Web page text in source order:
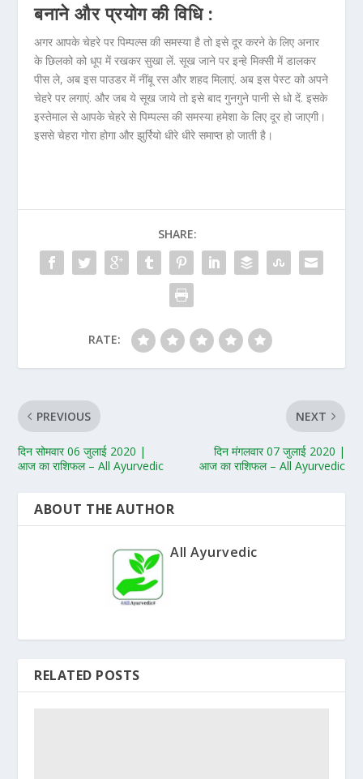
बनाने और प्रयोग की विधि :
अगर आपके चेहरे पर पिम्पल्स की समस्या है तो इसे दूर करने के लिए अनार
के छिलको को धूप में रखकर सुखा लें. सूख जाने पर इन्हे मिक्सी में डालकर
पीस ले, अब इस पाउडर में नींबू रस और शहद मिलाएं. अब इस पेस्ट को अपने
चेहरे पर लगाएं. और जब ये सूख जाये तो इसे बाद गुनगुने पानी से धो दें. इसके
इस्तेमाल से आपके चेहरे से पिम्पल्स की समस्या हमेशा के लिए दूर हो जाएगी।
इससे चेहरा गोरा होगा और झुर्रियो धीरे धीरे समाप्त हो जाती है।
SHARE:
RATE:
PREVIOUS
दिन सोमवार 06 जुलाई 2020 |
आज का राशिफल – All Ayurvedic
NEXT
दिन मंगलवार 07 जुलाई 2020 |
आज का राशिफल – All Ayurvedic
ABOUT THE AUTHOR
All Ayurvedic
RELATED POSTS